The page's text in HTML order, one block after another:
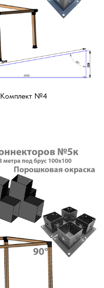
Комплект №4